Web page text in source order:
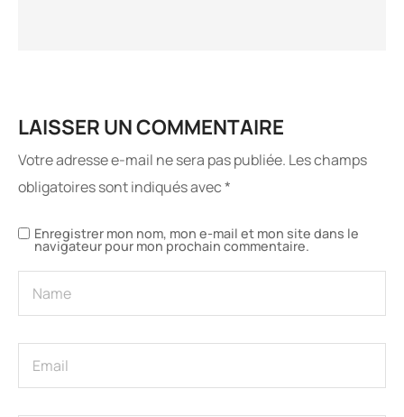
LAISSER UN COMMENTAIRE
Votre adresse e-mail ne sera pas publiée. Les champs
obligatoires sont indiqués avec*
Enregistrer mon nom, mon e-mail et mon site dans le
navigateur pour mon prochain commentaire.